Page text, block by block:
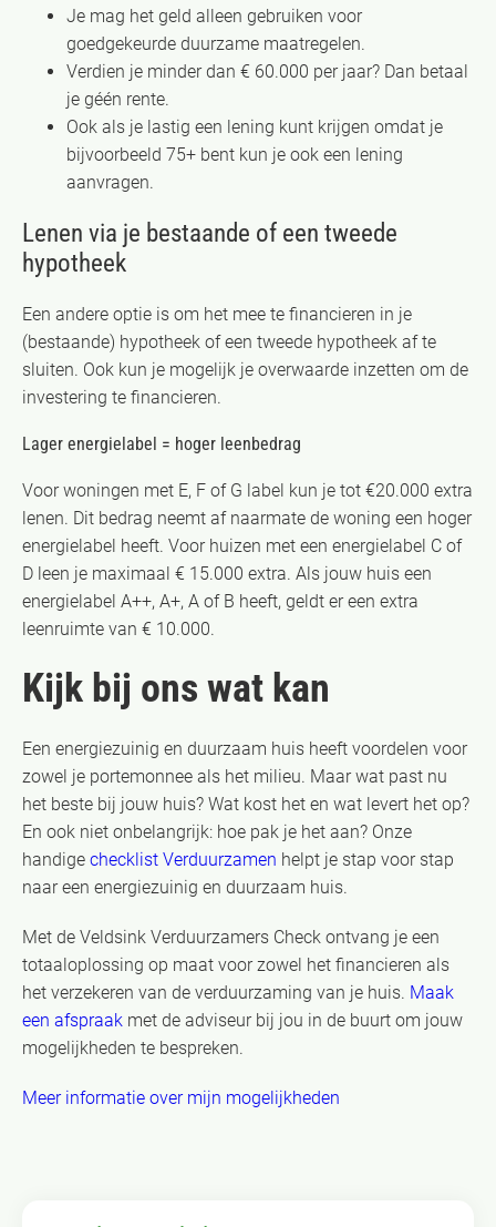
Je mag het geld alleen gebruiken voor
goedgekeurde duurzame maatregelen.
Verdien je minder dan € 60.000 per jaar? Dan betaal
je géén rente.
Ook als je lastig een lening kunt krijgen omdat je
bijvoorbeeld 75+ bent kun je ook een lening
aanvragen.
Lenen via je bestaande of een tweede
hypotheek
Een andere optie is om het mee te financieren in je
(bestaande) hypotheek of een tweede hypotheek af te
sluiten. Ook kun je mogelijk je overwaarde inzetten om de
investering te financieren.
Lager energielabel = hoger leenbedrag
Voor woningen met E, F of G label kun je tot €20.000 extra
lenen. Dit bedrag neemt af naarmate de woning een hoger
energielabel heeft. Voor huizen met een energielabel C of
D leen je maximaal € 15.000 extra. Als jouw huis een
energielabel A++, A+, A of B heeft, geldt er een extra
leenruimte van € 10.000.
Kijk bij ons wat kan
Een energiezuinig en duurzaam huis heeft voordelen voor
zowel je portemonnee als het milieu. Maar wat past nu
het beste bij jouw huis? Wat kost het en wat levert het op?
En ook niet onbelangrijk: hoe pak je het aan? Onze
handige checklist Verduurzamen helpt je stap voor stap
naar een energiezuinig en duurzaam huis.
Met de Veldsink Verduurzamers Check ontvang je een
totaaloplossing op maat voor zowel het financieren als
het verzekeren van de verduurzaming van je huis. Maak
een afspraak met de adviseur bij jou in de buurt om jouw
mogelijkheden te bespreken.
Meer informatie over mijn mogelijkheden